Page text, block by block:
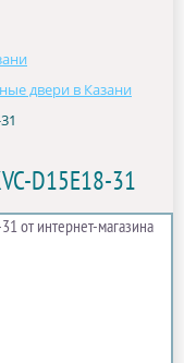
двери в Казани
D15E18-31